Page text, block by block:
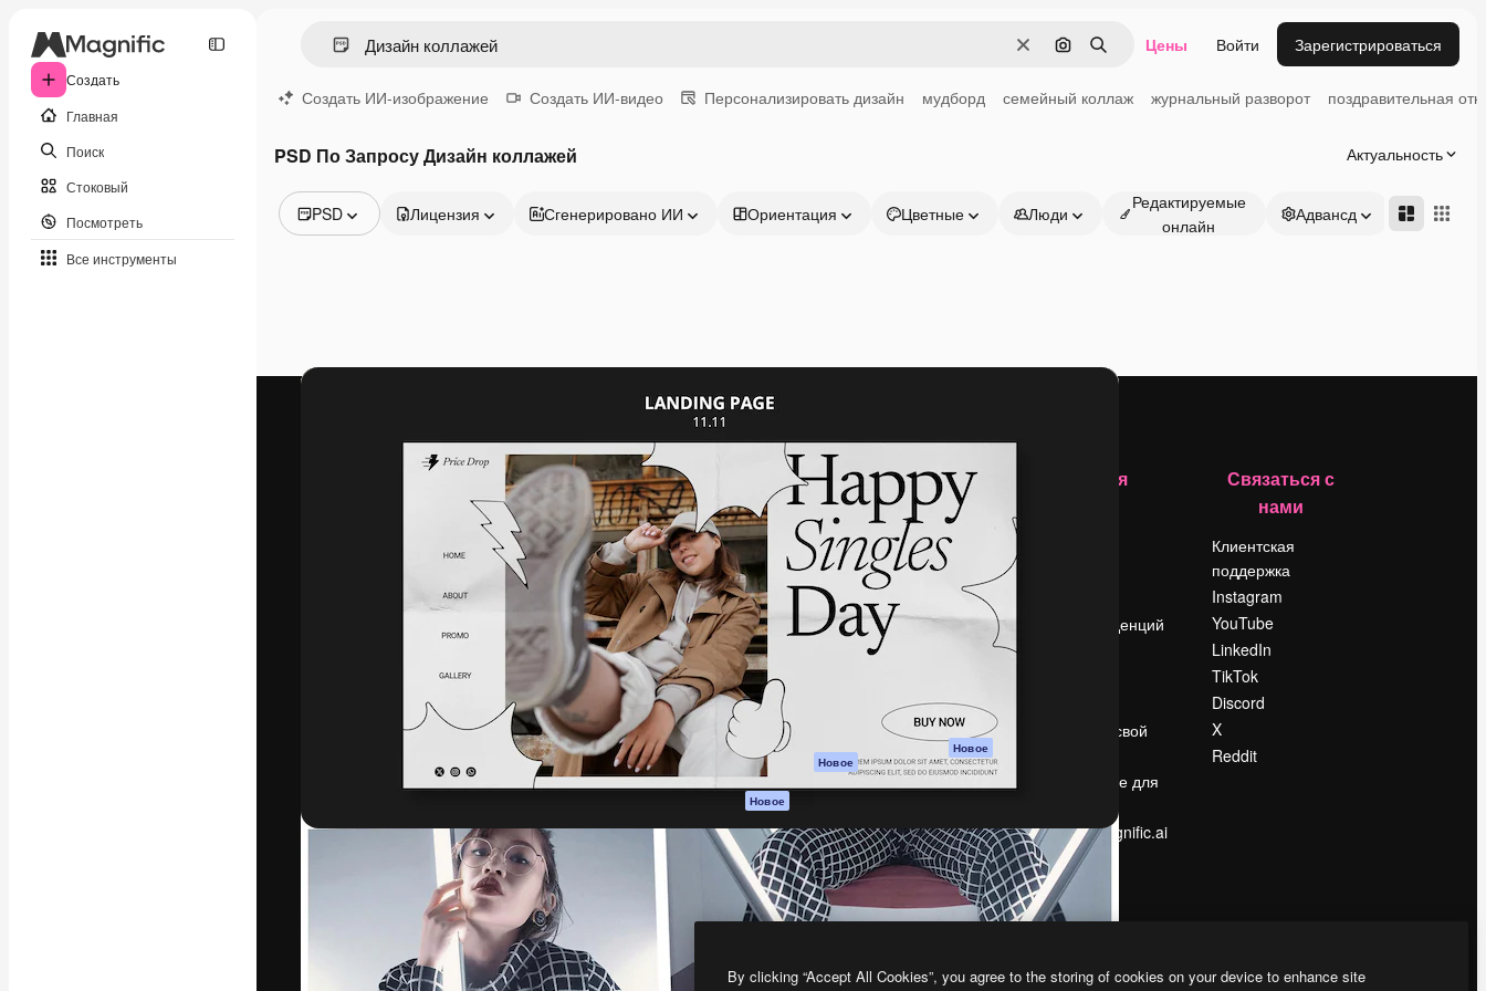
Создать
Главная
Поиск
Стоковый
Посмотреть
Все инструменты
ОчиститьПоиск по изображению
Поиск Цены Войти Зарегистрироваться
Создать ИИ-изображение Создать ИИ-видео Персонализировать дизайн мудборд семейный коллаж журнальный разворот поздравительная
PSD По Запросу Дизайн коллажей Актуальность
PSD
Видео
Лицензия Сгенерировано ИИ Ориентация Цветные Люди
Редактируемые
онлайн
Адвансд
Креативная платформа для создания
ваших лучших работ. Более 1 миллиона
подписчиков среди креаторов,
предприятий, агентств и студий.
Pусский
Продукция
Spaces
ИИ-помощник
Генератор
изображений ИИ
Генератор видео
ИИ
Генератор голоса
на основе ИИ
Стоковый контент
MCP для
Claude/ChatGPT
Новое
Новое
API
Мобильное
приложение
Все инструменты
Magnific
Начать
Academy
Документация по
Пакету ИИ
Служба
поддержки
Условия и
Политика
конфиденциальности
Оригиналы Новое
Политика файлов
Центр доверия
Партнеры
Предприятие
Компания
Поиск тенденций
Продайте свой
Помещение для
Ищете magnific.ai
Связаться с
нами
Клиентская
поддержка
Instagram
YouTube
LinkedIn
TikTok
Discord
X
Reddit
By clicking “Accept All Cookies”, you agree to the storing of cookies on your device to enhance site